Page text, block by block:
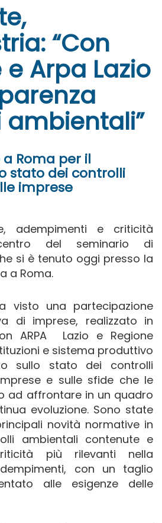
“Con
e Arpa Lazio
Roma per il
stato dei controlli
imprese
adempimenti e criticità
del seminario di
si è tenuto oggi presso la
a Roma.
visto una partecipazione
di imprese, realizzato in
ARPA Lazio e Regione
e sistema produttivo
sullo stato dei controlli
e sulle sfide che le
ad affrontare in un quadro
evoluzione. Sono state
novità normative in
ambientali contenute e
più rilevanti nella
con un taglio
alle esigenze delle